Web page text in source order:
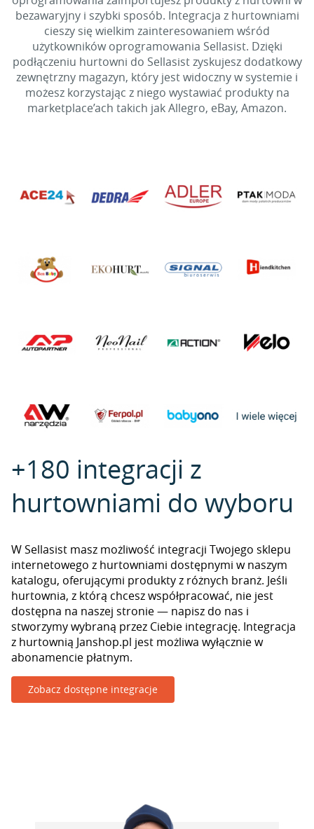
bezawaryjny i szybki sposób. Integracja z hurtowniami
cieszy się wielkim zainteresowaniem wśród
użytkowników oprogramowania Sellasist. Dzięki
podłączeniu hurtowni do Sellasist zyskujesz dodatkowy
zewnętrzny magazyn, który jest widoczny w systemie i
możesz korzystając z niego wystawiać produkty na
marketplace’ach takich jak Allegro, eBay, Amazon.
+180 integracji z
hurtowniami do wyboru
W Sellasist masz możliwość integracji Twojego sklepu
internetowego z hurtowniami dostępnymi w naszym
katalogu, oferującymi produkty z różnych branż. Jeśli
hurtownia, z którą chcesz współpracować, nie jest
dostępna na naszej stronie — napisz do nas i
stworzymy wybraną przez Ciebie integrację. Integracja
z hurtownią Janshop.pl jest możliwa wyłącznie w
abonamencie płatnym.
Zobacz dostępne integracje